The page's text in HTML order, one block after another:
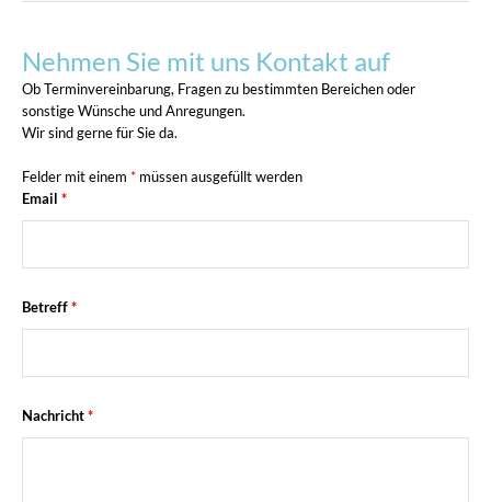
Nehmen Sie mit uns Kontakt auf
Ob Terminvereinbarung, Fragen zu bestimmten Bereichen oder
sonstige Wünsche und Anregungen.
Wir sind gerne für Sie da.
Felder mit einem *müssen ausgefüllt werden
Email *
Betreff*
Nachricht*